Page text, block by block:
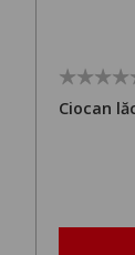
Ciocan